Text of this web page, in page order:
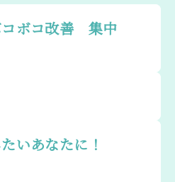
コボコ改善 集中
いあなたに！